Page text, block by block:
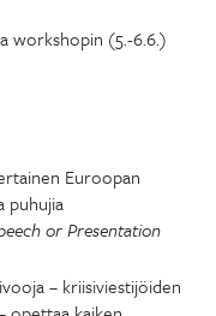
workshopin (5.-6.6.)
Euroopan
puhujia
or Presentation
– kriisiviestijöiden